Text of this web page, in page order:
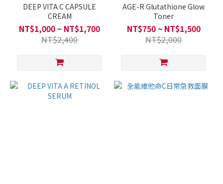
DEEP VITA C CAPSULE
CREAM
NT$1,000 ~ NT$1,700
NT$2,400
AGE-R Glutathione Glow
Toner
NT$750 ~ NT$1,500
NT$2,000